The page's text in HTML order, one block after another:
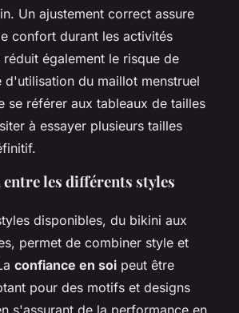
Un ajustement correct assure
confort durant les activités
réduit également le risque de
d'utilisation du maillot menstruel
se référer aux tableaux de tailles
à essayer plusieurs tailles
les différents styles
disponibles, du bikini aux
permet de combiner style et
confiance en soi peut être
pour des motifs et designs
s'assurant de la performance en